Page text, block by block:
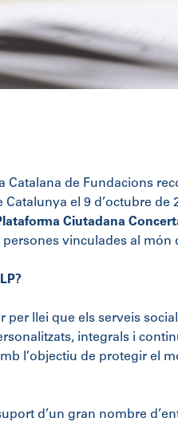
Catalana de Fundacions
el 9 d’octubre
Ciutadana
vinculades al món
per llei que els serveis
integrals i
l’objectiu de protegir el
d’un gran nombre